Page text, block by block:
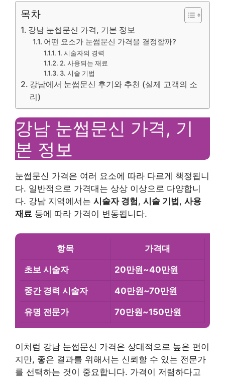
목차
강남 눈썹문신 가격, 기본 정보
어떤 요소가 눈썹문신 가격을 결정할까?
1. 시술자의 경력
2. 사용되는 재료
3. 시술 기법
강남에서 눈썹문신 후기와 추천 (실제 고객의 소
리)
강남 눈썹문신 가격, 기
본 정보
눈썹문신 가격은 여러 요소에 따라 다르게 책정됩니
다. 일반적으로 가격대는 상상 이상으로 다양합니
다. 강남 지역에서는 시술자 경험, 시술 기법 , 사용
재료 등에 따라 가격이 변동됩니다.
항목 가격대
초보 시술자 20만원~40만원
중간 경력 시술자 40만원~70만원
유명 전문가 70만원~150만원
이처럼 강남 눈썹문신 가격은 상대적으로 높은 편이
지만, 좋은 결과를 위해서는 신뢰할 수 있는 전문가
를 선택하는 것이 중요합니다. 가격이 저렴하다고